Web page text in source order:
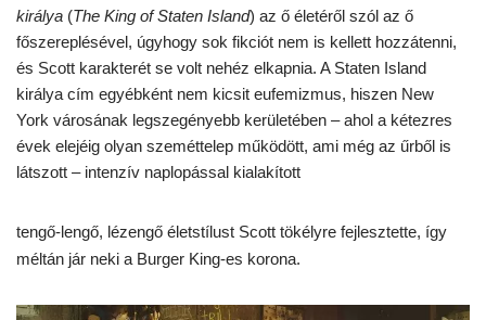
királya (The King of Staten Island) az ő életéről szól az ő
főszereplésével, úgyhogy sok fikciót nem is kellett hozzátenni,
és Scott karakterét se volt nehéz elkapnia. A Staten Island
királya cím egyébként nem kicsit eufemizmus, hiszen New
York városának legszegényebb kerületében – ahol a kétezres
évek elejéig olyan szeméttelep működött, ami még az űrből is
látszott – intenzív naplopással kialakított
tengő-lengő, lézengő életstílust Scott tökélyre fejlesztette, így
méltán jár neki a Burger King-es korona.